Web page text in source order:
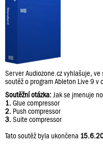
Server Audiozone.cz vyhlašuje, ve
soutěž o program Ableton Live 9 v
Soutěžní otázka: Jak se jmenuje
1. Glue compressor
2. Push compressor
3. Suite compressor
Tato soutěž byla ukončena